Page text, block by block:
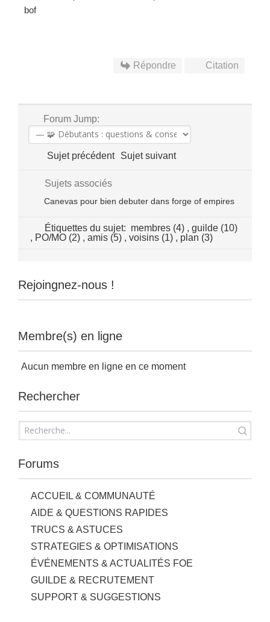
bof
Répondre Citation
Forum Jump:
Sujet précédent Sujet suivant
Sujets associés
Canevas pour bien debuter dans forge of empires
Étiquettes du sujet: membres (4) , guilde (10)
, PO/MO (2) , amis (5) , voisins (1) , plan (3)
Rejoingnez-nous !
Membre(s) en ligne
Aucun membre en ligne en ce moment
Rechercher
Forums
ACCUEIL & COMMUNAUTÉ
AIDE & QUESTIONS RAPIDES
TRUCS & ASTUCES
STRATEGIES & OPTIMISATIONS
ÉVÉNEMENTS & ACTUALITÉS FOE
GUILDE & RECRUTEMENT
SUPPORT & SUGGESTIONS